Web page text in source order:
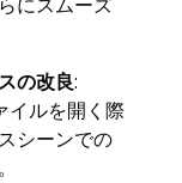
の改良:
ルを開く際
シーンでの